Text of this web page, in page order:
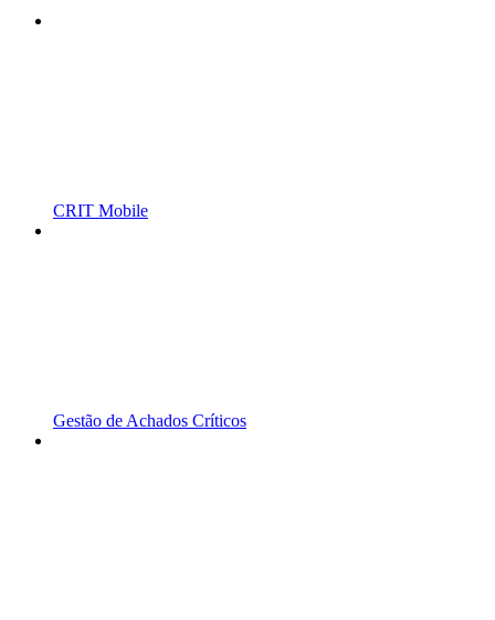
CRIT Mobile
Gestão de Achados Críticos